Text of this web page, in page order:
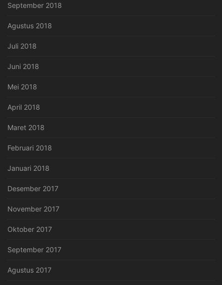
September 2018
Agustus 2018
Juli 2018
Juni 2018
Mei 2018
April 2018
Maret 2018
Februari 2018
Januari 2018
Desember 2017
November 2017
Oktober 2017
September 2017
Agustus 2017